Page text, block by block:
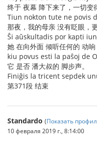
终于 夜幕 降下来了，一切变
Tiun nokton tute ne povis
那夜，我的母亲 没有眨眼，
Ŝi aŭskultadis por kapti
她 在向外面 倾听任何的 动响
kiu povus esti la paŝoj de
它 是否 潘大叔的 脚步声。
Finiĝis la tricent sepdek
第371段 结束
Standardo (Показать
10 февраля 2019 г., 8:14:00